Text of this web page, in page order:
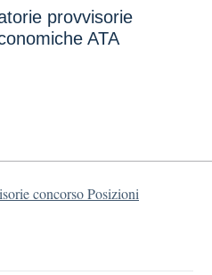
provvisorie
ATA
concorso Posizioni